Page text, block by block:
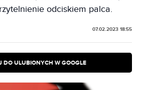
odciskiem palca.
07.02.2023 18:55
DO ULUBIONYCH W GOOGLE